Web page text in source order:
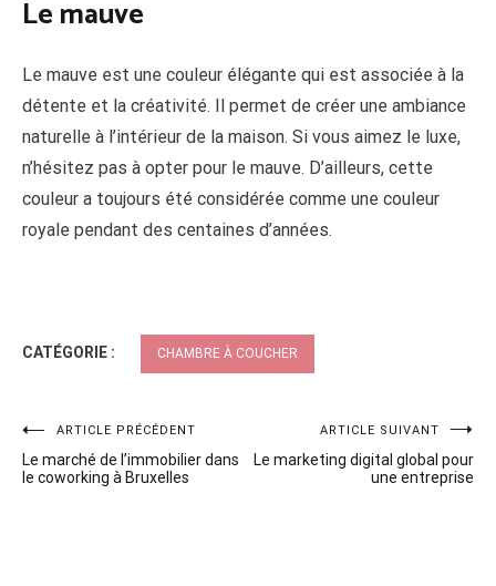
Le mauve
Le mauve est une couleur élégante qui est associée à la
détente et la créativité. Il permet de créer une ambiance
naturelle à l’intérieur de la maison. Si vous aimez le luxe,
n’hésitez pas à opter pour le mauve. D’ailleurs, cette
couleur a toujours été considérée comme une couleur
royale pendant des centaines d’années.
CATÉGORIE : CHAMBRE À COUCHER
Navigation
de
ARTICLE PRÉCÉDENT
Le marché de l’immobilier dans
le coworking à Bruxelles
ARTICLE SUIVANT
Le marketing digital global pour
une entreprise